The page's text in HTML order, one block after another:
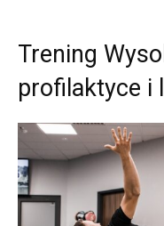
Trening
profilaktyce i